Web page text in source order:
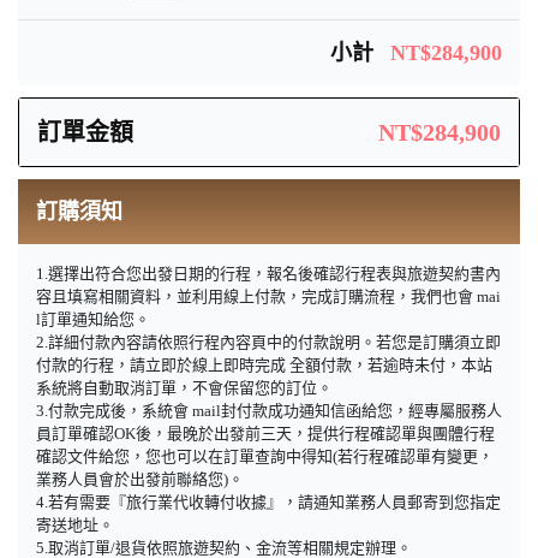
小計 NT$284,900
訂單金額 NT$284,900
訂購須知
1.選擇出符合您出發日期的行程，報名後確認行程表與旅遊契約書內
容且填寫相關資料，並利用線上付款，完成訂購流程，我們也會 mai
l訂單通知給您。
2.詳細付款內容請依照行程內容頁中的付款說明。若您是訂購須立即
付款的行程，請立即於線上即時完成 全額付款，若逾時未付，本站
系統將自動取消訂單，不會保留您的訂位。
3.付款完成後，系統會 mail封付款成功通知信函給您，經專屬服務人
員訂單確認OK後，最晚於出發前三天，提供行程確認單與團體行程
確認文件給您，您也可以在訂單查詢中得知(若行程確認單有變更，
業務人員會於出發前聯絡您)。
4.若有需要『旅行業代收轉付收據』，請通知業務人員郵寄到您指定
寄送地址。
5.取消訂單/退貨依照旅遊契約、金流等相關規定辦理。